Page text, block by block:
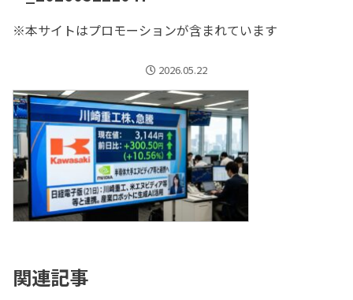
※本サイトはプロモーションが含まれています
2026.05.22
関連記事